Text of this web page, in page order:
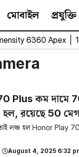
মোবাইল প্রযুক্তি
6360 Apex
Plus কম দামে
হল, রয়েছে 50
লঞ্চ হল Honor Play
August 4, 2025 6:32